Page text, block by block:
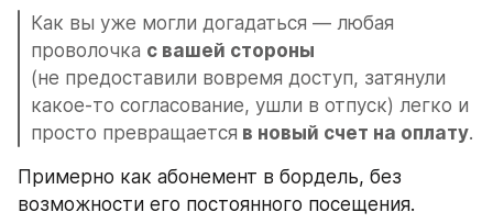
Как вы уже могли догадаться — любая
проволочка с вашей стороны
(не предоставили вовремя доступ, затянули
какое-то согласование, ушли в отпуск) легко и
просто превращается в новый счет на оплату
Примерно как абонемент в бордель, без
возможности его постоянного посещения.